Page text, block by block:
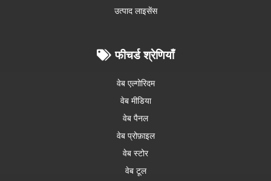
उत्पाद लाइसेंस
फीचर्ड श्रेणियाँ
वेब एल्गोरिदम
वेब मीडिया
वेब पैनल
वेब प्रोफ़ाइल
वेब स्टोर
वेब टूल